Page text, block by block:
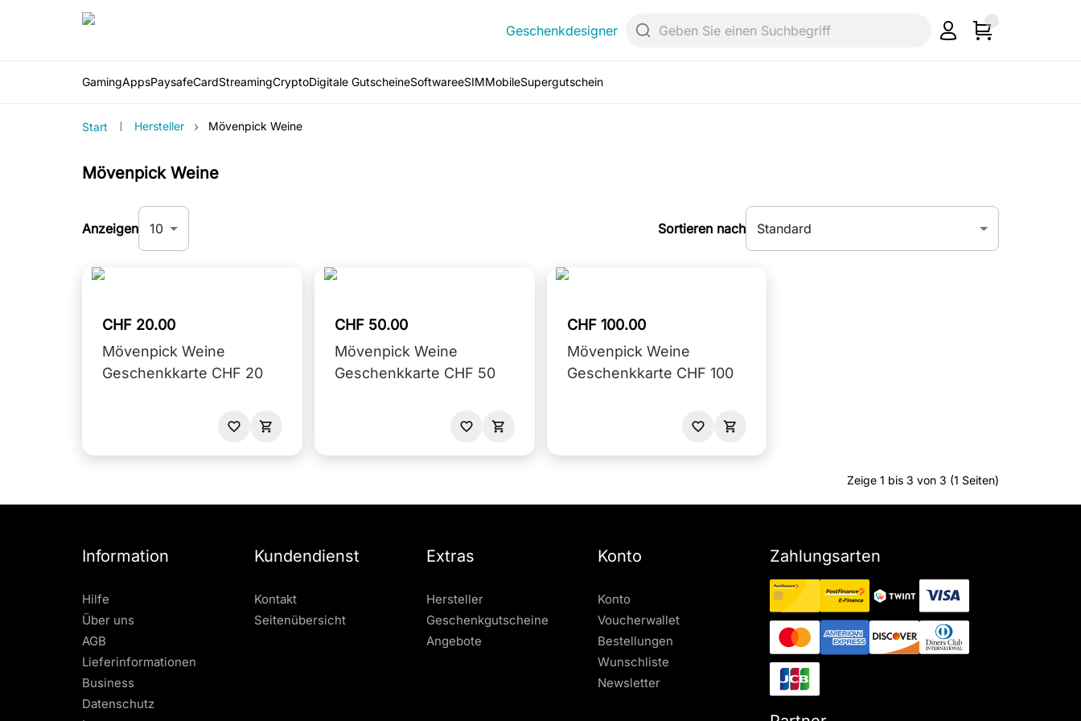
Geschenkdesigner
GamingAppsPaysafeCardStreamingCryptoDigitale GutscheineSoftwareeSIMMobileSupergutschein
Start Hersteller › Mövenpick Weine
Mövenpick Weine
Anzeigen 10 Sortieren nach Standard
CHF 20.00
Mövenpick Weine
Geschenkkarte CHF 20
CHF 50.00
Mövenpick Weine
Geschenkkarte CHF 50
CHF 100.00
Mövenpick Weine
Geschenkkarte CHF 100
Zeige 1 bis 3 von 3 (1 Seiten)
Information
Hilfe
Über uns
AGB
Lieferinformationen
Business
Datenschutz
Kundendienst
Kontakt
Seitenübersicht
Extras
Hersteller
Geschenkgutscheine
Angebote
Konto
Konto
Voucherwallet
Bestellungen
Wunschliste
Newsletter
Zahlungsarten